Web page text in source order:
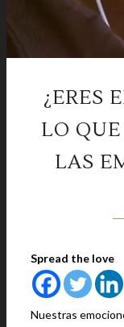
¿ERES
LO
LAS
Spread the love
Nuestras